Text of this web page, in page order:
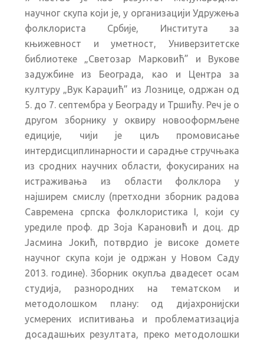
научног скупа који је, у организацији Удружења
фолклориста Србије, Института за
књижевност и уметност, Универзитетске
библиотеке „Светозар Марковић” и Вукове
задужбине из Београда, као и Центра за
културу „Вук Караџић” из Лознице, одржан од
5. до 7. септембра у Београду и Тршићу. Реч је о
другом зборнику у оквиру новооформљене
едиције, чији је циљ промовисање
интердисциплинарности и сарадње стручњака
из сродних научних области, фокусираних на
истраживања из области фолклора у
најширем смислу (претходни зборник радова
Савремена српска фолклористика I, који су
уредиле проф. др Зоја Карановић и доц. др
Јасмина Јокић, потврдио је високе домете
научног скупа који је одржан у Новом Саду
2013. године). Зборник окупља двадесет осам
студија, разнородних на тематском и
методолошком плану: од дијахронијски
усмерених испитивања и проблематизација
досадашњих резултата, преко методолошки